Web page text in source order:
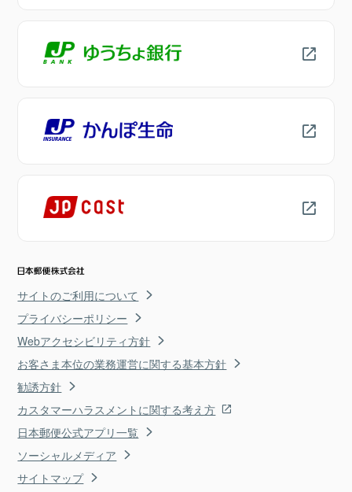
サイトのご利用について
プライバシーポリシー
Webアクセシビリティ方針
お客さま本位の業務運営に関する基本方針
勧誘方針
カスタマーハラスメントに関する考え方
日本郵便公式アプリ一覧
ソーシャルメディア
サイトマップ